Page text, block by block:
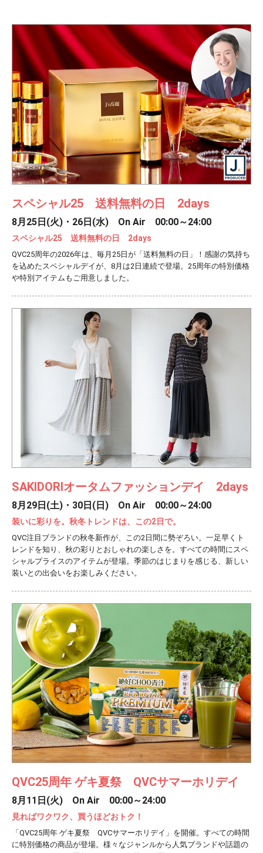
スペシャル25 送料無料の日 2days
8月25日(火)・26日(水) On Air 00:00～24:00
スペシャル25 送料無料の日 2days
QVC25周年の2026年は、毎月25日が「送料無料の日」！感謝の気持ち
を込めたスペシャルデイが、8月は2日連続で登場。25周年の特別価格
や特別アイテムもご用意しました。
SAKIDORIオータムファッションデイ 2days
8月29日(土)・30日(日) On Air 00:00～24:00
装いに彩りを。秋冬トレンドは、この2日で。
QVC注目ブランドの秋冬新作が、この2日間に勢ぞろい。一足早くト
レンドを知り、秋の彩りとおしゃれの楽しさを。すべての時間にスペ
シャルプライスのアイテムが登場。季節のはじまりを感じる、新しい
装いとの出会いをお楽しみください。
QVC25周年 ゲキ夏祭 QVCサマーホリデイ
8月11日(火) On Air 00:00～24:00
見ればワクワク、買うほどおトク！
「QVC25周年 ゲキ夏祭 QVCサマーホリデイ」を開催。すべての時間
に特別価格の商品が登場。様々なジャンルから人気ブランドや話題の